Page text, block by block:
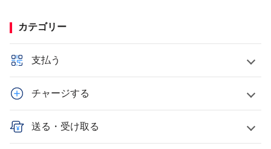
カテゴリー
支払う
チャージする
送る・受け取る